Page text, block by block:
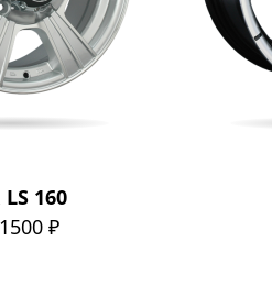
LS 160
₽